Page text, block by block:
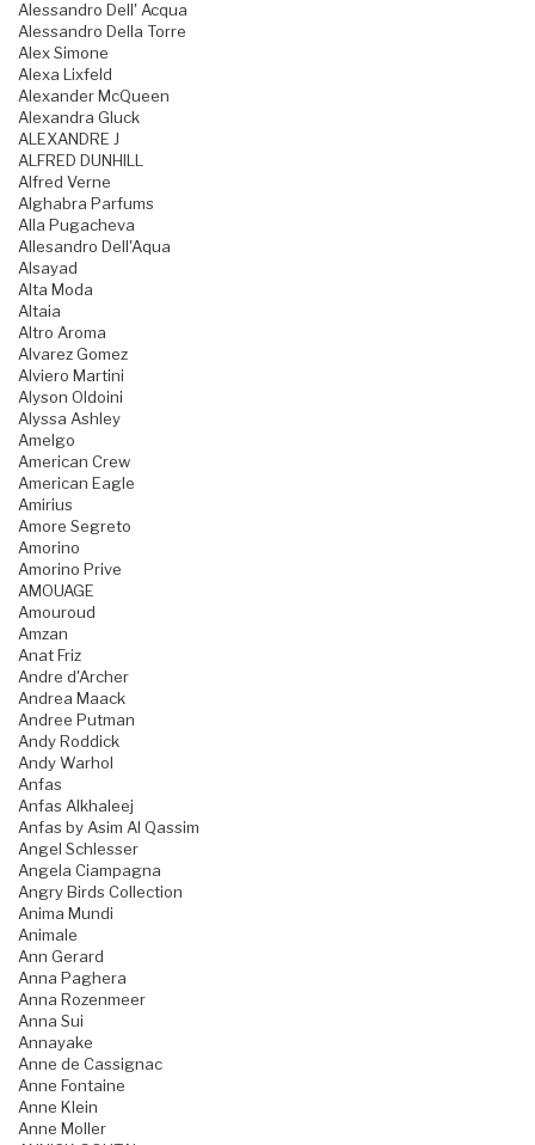
Alessandro Dell' Acqua
Alessandro Della Torre
Alex Simone
Alexa Lixfeld
Alexander McQueen
Alexandra Gluck
ALEXANDRE J
ALFRED DUNHILL
Alfred Verne
Alghabra Parfums
Alla Pugacheva
Allesandro Dell'Aqua
Alsayad
Alta Moda
Altaia
Altro Aroma
Alvarez Gomez
Alviero Martini
Alyson Oldoini
Alyssa Ashley
Amelgo
American Crew
American Eagle
Amirius
Amore Segreto
Amorino
Amorino Prive
AMOUAGE
Amouroud
Amzan
Anat Friz
Andre d'Archer
Andrea Maack
Andree Putman
Andy Roddick
Andy Warhol
Anfas
Anfas Alkhaleej
Anfas by Asim Al Qassim
Angel Schlesser
Angela Ciampagna
Angry Birds Collection
Anima Mundi
Animale
Ann Gerard
Anna Paghera
Anna Rozenmeer
Anna Sui
Annayake
Anne de Cassignac
Anne Fontaine
Anne Klein
Anne Moller